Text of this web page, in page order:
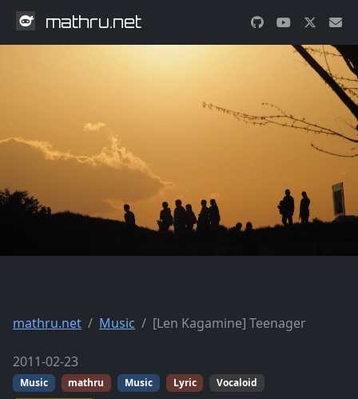
mathru.net
mathru.net Music [Len Kagamine] Teenager
2011-02-23
Music mathru Music Lyric
Vocaloid